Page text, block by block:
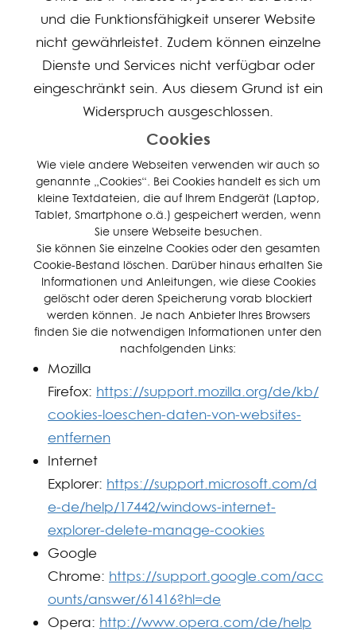
und die Funktionsfähigkeit unserer Website
nicht gewährleistet. Zudem können einzelne
Dienste und Services nicht verfügbar oder
eingeschränkt sein. Aus diesem Grund ist ein
Widerspruch ausgeschlossen.
Cookies
Wie viele andere Webseiten verwenden wir auch so
genannte „Cookies“. Bei Cookies handelt es sich um
kleine Textdateien, die auf Ihrem Endgerät (Laptop,
Tablet, Smartphone o.ä.) gespeichert werden, wenn
Sie unsere Webseite besuchen.
Sie können Sie einzelne Cookies oder den gesamten
Cookie-Bestand löschen. Darüber hinaus erhalten Sie
Informationen und Anleitungen, wie diese Cookies
gelöscht oder deren Speicherung vorab blockiert
werden können. Je nach Anbieter Ihres Browsers
finden Sie die notwendigen Informationen unter den
nachfolgenden Links:
Mozilla
Firefox: https://support.mozilla.org/de/kb/
cookies-loeschen-daten-von-websites-
entfernen
Internet
Explorer: https://support.microsoft.com/d
e-de/help/17442/windows-internet-
explorer-delete-manage-cookies
Google
Chrome: https://support.google.com/acc
ounts/answer/61416?hl=de
Opera: http://www.opera.com/de/help